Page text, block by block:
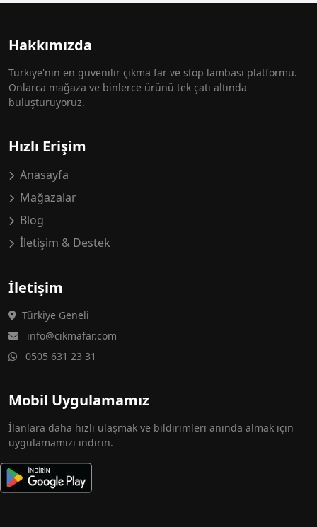
Hakkımızda
Türkiye'nin en güvenilir çıkma far ve stop lambası platformu.
Onlarca mağaza ve binlerce ürünü tek çatı altında
buluşturuyoruz.
Hızlı Erişim
Anasayfa
Mağazalar
Blog
İletişim & Destek
İletişim
Türkiye Geneli
info@cikmafar.com
0505 631 23 31
Mobil Uygulamamız
İlanlara daha hızlı ulaşmak ve bildirimleri anında almak için
uygulamamızı indirin.